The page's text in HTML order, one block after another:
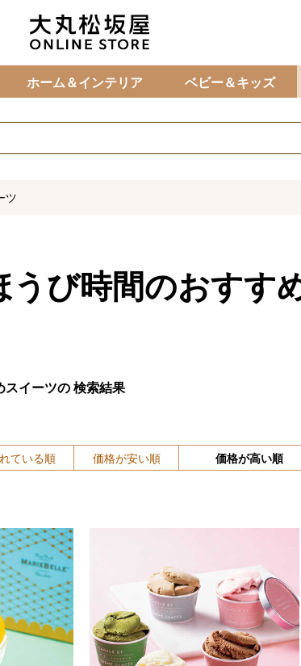
カート
ホーム＆インテリア ベビー＆キッズ
ツ
うび時間のおすす
スイーツの検索結果
ている順 価格が安い順 価格が高い順